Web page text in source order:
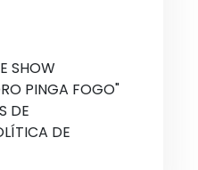
SHOW
PINGA FOGO"
DE
DE